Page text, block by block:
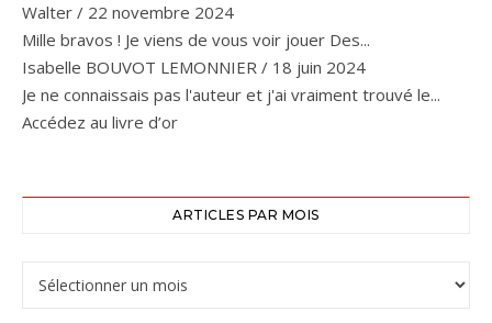
Walter / 22 novembre 2024
Mille bravos ! Je viens de vous voir jouer Des...
Isabelle BOUVOT LEMONNIER / 18 juin 2024
Je ne connaissais pas l'auteur et j'ai vraiment trouvé le...
Accédez au livre d’or
ARTICLES PAR MOIS